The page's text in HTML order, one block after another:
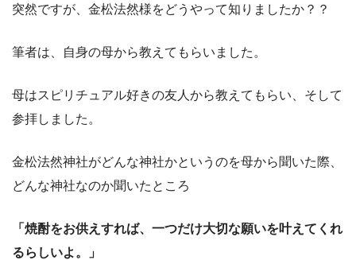
突然ですが、金松法然様をどうやって知りましたか？？
筆者は、自身の母から教えてもらいました。
母はスピリチュアル好きの友人から教えてもらい、そして
参拝しました。
金松法然神社がどんな神社かというのを母から聞いた際、
どんな神社なのか聞いたところ
「焼酎をお供えすれば、一つだけ大切な願いを叶えてくれ
るらしいよ。」